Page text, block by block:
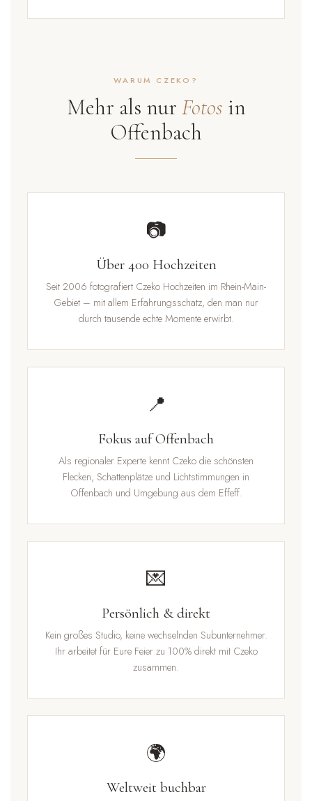
WARUM CZEKO?
Mehr als nur Fotos in
Offenbach
📷
Über 400 Hochzeiten
Seit 2006 fotografiert Czeko Hochzeiten im Rhein-Main-
Gebiet – mit allem Erfahrungsschatz, den man nur
durch tausende echte Momente erwirbt.
📍
Fokus auf Offenbach
Als regionaler Experte kennt Czeko die schönsten
Flecken, Schattenplätze und Lichtstimmungen in
Offenbach und Umgebung aus dem Effeff.
💌
Persönlich & direkt
Kein großes Studio, keine wechselnden Subunternehmer.
Ihr arbeitet für Eure Feier zu 100% direkt mit Czeko
zusammen.
🌍
Weltweit buchbar